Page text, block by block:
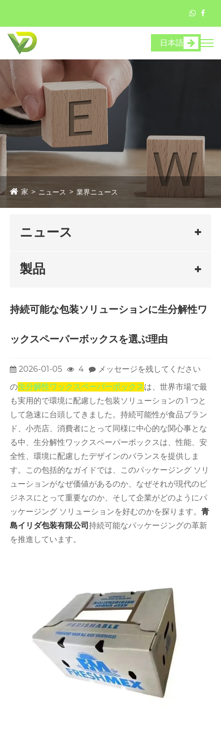
日本語
家 ニュース 業界ニュース
ニュース
製品
持続可能な包装ソリューションに生分解性ワ
ックスペーパーボックスを選ぶ理由
2026-01-05 4
メッセージを残してください
の生分解性ワックスペーパーボックスは、世界市場で最
も実用的で環境に配慮した包装ソリューションの 1 つと
して急速に台頭してきました。持続可能性が食品ブラン
ド、小売店、消費者にとって同様に中心的な関心事とな
る中、生分解性ワックスペーパーボックスは、性能、安
全性、環境に配慮したデザインのバランスを提供しま
す。この包括的なガイドでは、このパッケージング ソリ
ューションがなぜ価値があるのか​​、なぜそれが現代のビ
ジネスにとって重要なのか、そして企業がどのようにパ
ッケージング ソリューションを好むのかを探ります。 青
島イリダ包装有限公司 持続可能なパッケージングの革新
を推進しています。